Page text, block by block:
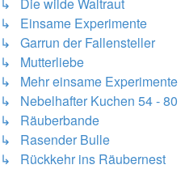
↳ Die wilde Waltraut
↳ Einsame Experimente
↳ Garrun der Fallensteller
↳ Mutterliebe
↳ Mehr einsame Experimente
↳ Nebelhafter Kuchen 54 - 80
↳ Räuberbande
↳ Rasender Bulle
↳ Rückkehr ins Räubernest